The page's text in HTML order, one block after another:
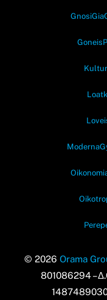
© 2026 Orama
801086294 –